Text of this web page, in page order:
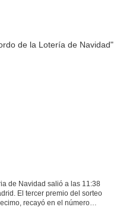
de Navidad salió a las 11:38
El tercer premio del sorteo
recayó en el número